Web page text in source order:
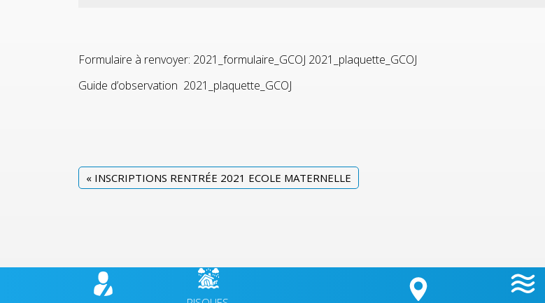
Formulaire à renvoyer: 2021_formulaire_GCOJ 2021_plaquette_GCOJ
Guide d’observation 2021_plaquette_GCOJ
« INSCRIPTIONS RENTRÉE 2021 ECOLE MATERNELLE